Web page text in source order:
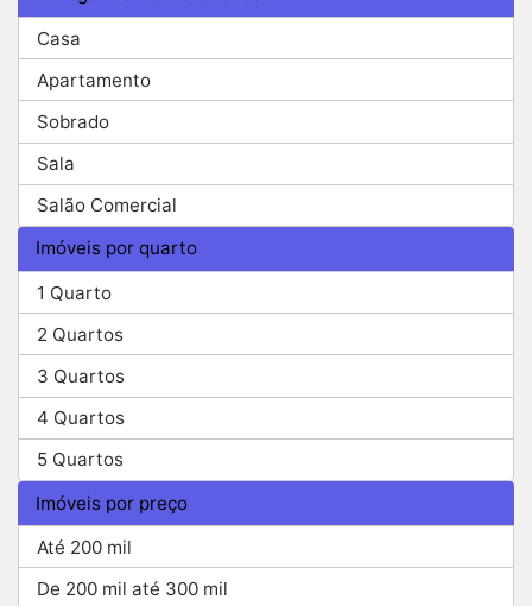
Casa
Apartamento
Sobrado
Sala
Salão Comercial
Imóveis por quarto
1 Quarto
2 Quartos
3 Quartos
4 Quartos
5 Quartos
Imóveis por preço
Até 200 mil
De 200 mil até 300 mil